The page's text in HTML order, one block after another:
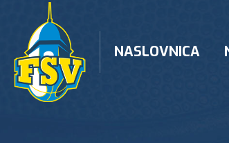
content
NASLOVNICA